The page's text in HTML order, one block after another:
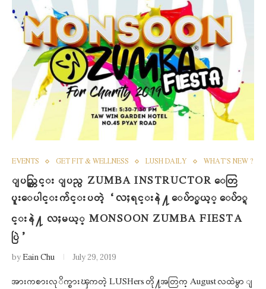
EVENTS GET FIT & WELLNESS LUSH DAILY WHAT'S NEW ?
ျပည္တြင္း ျပည္ပ ZUMBA INSTRUCTOR ေတြ
ပူးေပါင္းက်င္းပတဲ့ “လႈရင္းနဲ႔ ေပ်ာ္မယ့္ ေပ်ာ္ရ
င္းနဲ႔ လႈမယ့္ MONSOON ZUMBA FIESTA
ပြဲ”
byEain Chu July 29, 2019
အားကစားလုိက္စားၾကတဲ့ LUSHers တို႔အတြက္ August လထဲမွာ ျ